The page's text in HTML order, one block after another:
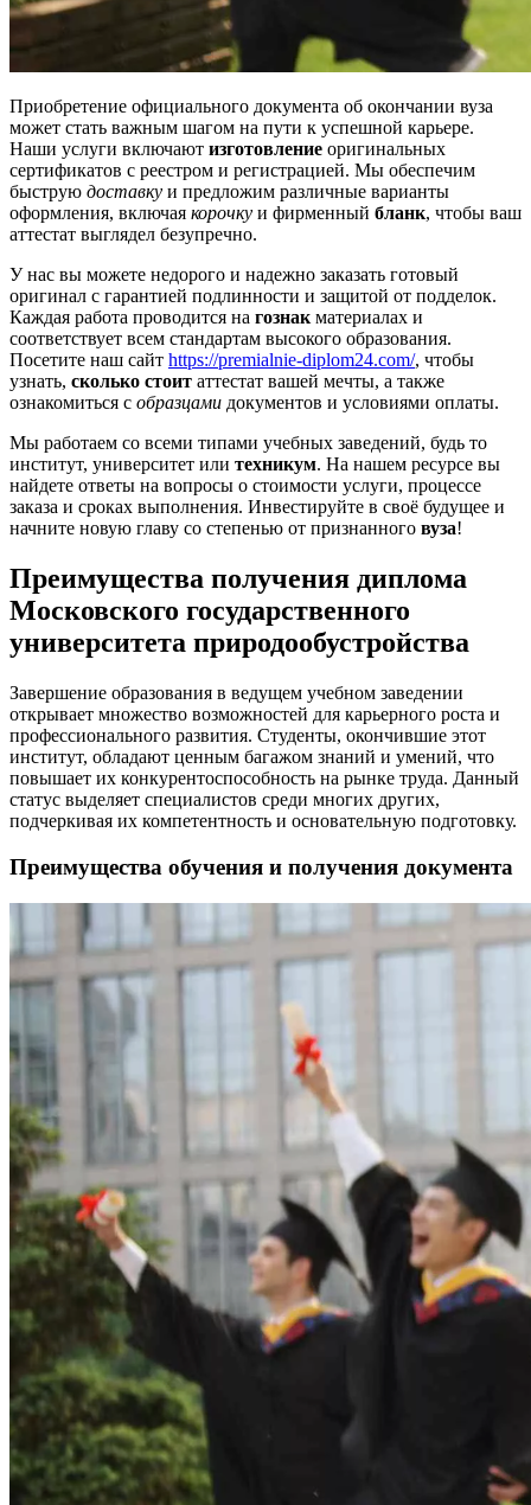
Приобретение официального документа об окончании вуза
может стать важным шагом на пути к успешной карьере.
Наши услуги включают изготовление оригинальных
сертификатов с реестром и регистрацией. Мы обеспечим
быструю доставку и предложим различные варианты
оформления, включая корочку и фирменный бланк, чтобы ваш
аттестат выглядел безупречно.
У нас вы можете недорого и надежно заказать готовый
оригинал с гарантией подлинности и защитой от подделок.
Каждая работа проводится на гознак материалах и
соответствует всем стандартам высокого образования.
Посетите наш сайт https://premialnie-diplom24.com/, чтобы
узнать, сколько стоит аттестат вашей мечты, а также
ознакомиться с образцами документов и условиями оплаты.
Мы работаем со всеми типами учебных заведений, будь то
институт, университет или техникум. На нашем ресурсе вы
найдете ответы на вопросы о стоимости услуги, процессе
заказа и сроках выполнения. Инвестируйте в своё будущее и
начните новую главу со степенью от признанного вуза!
Преимущества получения диплома
Московского государственного
университета природообустройства
Завершение образования в ведущем учебном заведении
открывает множество возможностей для карьерного роста и
профессионального развития. Студенты, окончившие этот
институт, обладают ценным багажом знаний и умений, что
повышает их конкурентоспособность на рынке труда. Данный
статус выделяет специалистов среди многих других,
подчеркивая их компетентность и основательную подготовку.
Преимущества обучения и получения документа